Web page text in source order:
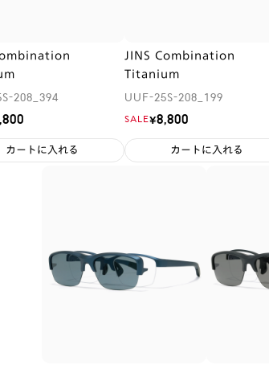
208_394
JINS Combination
Titanium
UUF-25S-208_199
SALE¥8,800